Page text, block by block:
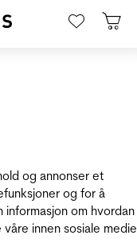
og annonser et
og for å
om hvordan
innen sosiale